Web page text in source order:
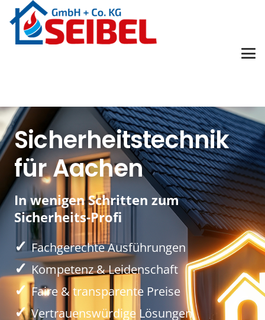
Sicherheitstechnik
für Aachen
In wenigen Schritten zum
Sicherheits-Profi
✓Fachgerechte Ausführungen
✓Kompetenz & Leidenschaft
✓Faire & transparente Preise
✓Vertrauenswürdige Lösungen